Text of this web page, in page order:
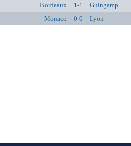
Bordeaux
1-1 Guingamp
Monaco
0-0 Lyon